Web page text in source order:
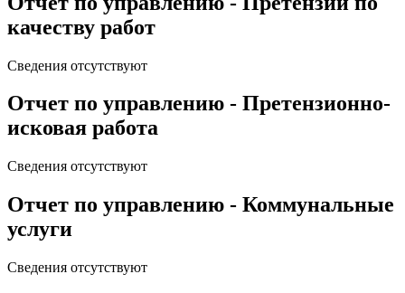
качеству работ
Сведения отсутствуют
Отчет по управлению - Претензионно-
исковая работа
Сведения отсутствуют
Отчет по управлению - Коммунальные
услуги
Сведения отсутствуют